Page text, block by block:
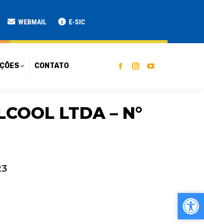
WEBMAIL E-SIC
CONTATO
LTDA – N°